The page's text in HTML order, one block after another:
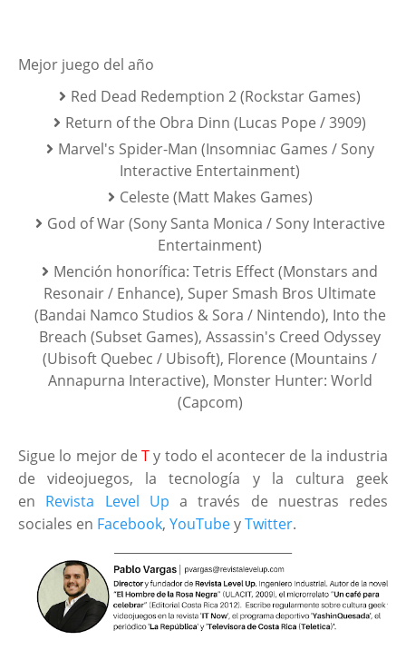
Mejor juego del año
Red Dead Redemption 2 (Rockstar Games)
Return of the Obra Dinn (Lucas Pope / 3909)
Marvel's Spider-Man (Insomniac Games / Sony
Interactive Entertainment)
Celeste (Matt Makes Games)
God of War (Sony Santa Monica / Sony Interactive
Entertainment)
Mención honorífica: Tetris Effect (Monstars and
Resonair / Enhance), Super Smash Bros Ultimate
(Bandai Namco Studios & Sora / Nintendo), Into the
Breach (Subset Games), Assassin's Creed Odyssey
(Ubisoft Quebec / Ubisoft), Florence (Mountains /
Annapurna Interactive), Monster Hunter: World
(Capcom)
Sigue lo mejor deTy todo el acontecer de la industria
de videojuegos, la tecnología y la cultura geek
en Revista Level Up a través de nuestras redes
sociales en Facebook, YouTubeyTwitter.